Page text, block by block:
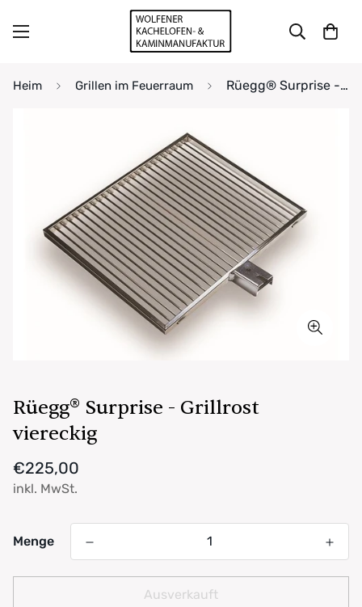
Heim Grillen im Feuerraum Rüegg® Surprise - Grillrost viereckig
Rüegg® Surprise - Grillrost
viereckig
Regulärer
Preis
€225,00
inkl. MwSt.
Menge
Ausverkauft